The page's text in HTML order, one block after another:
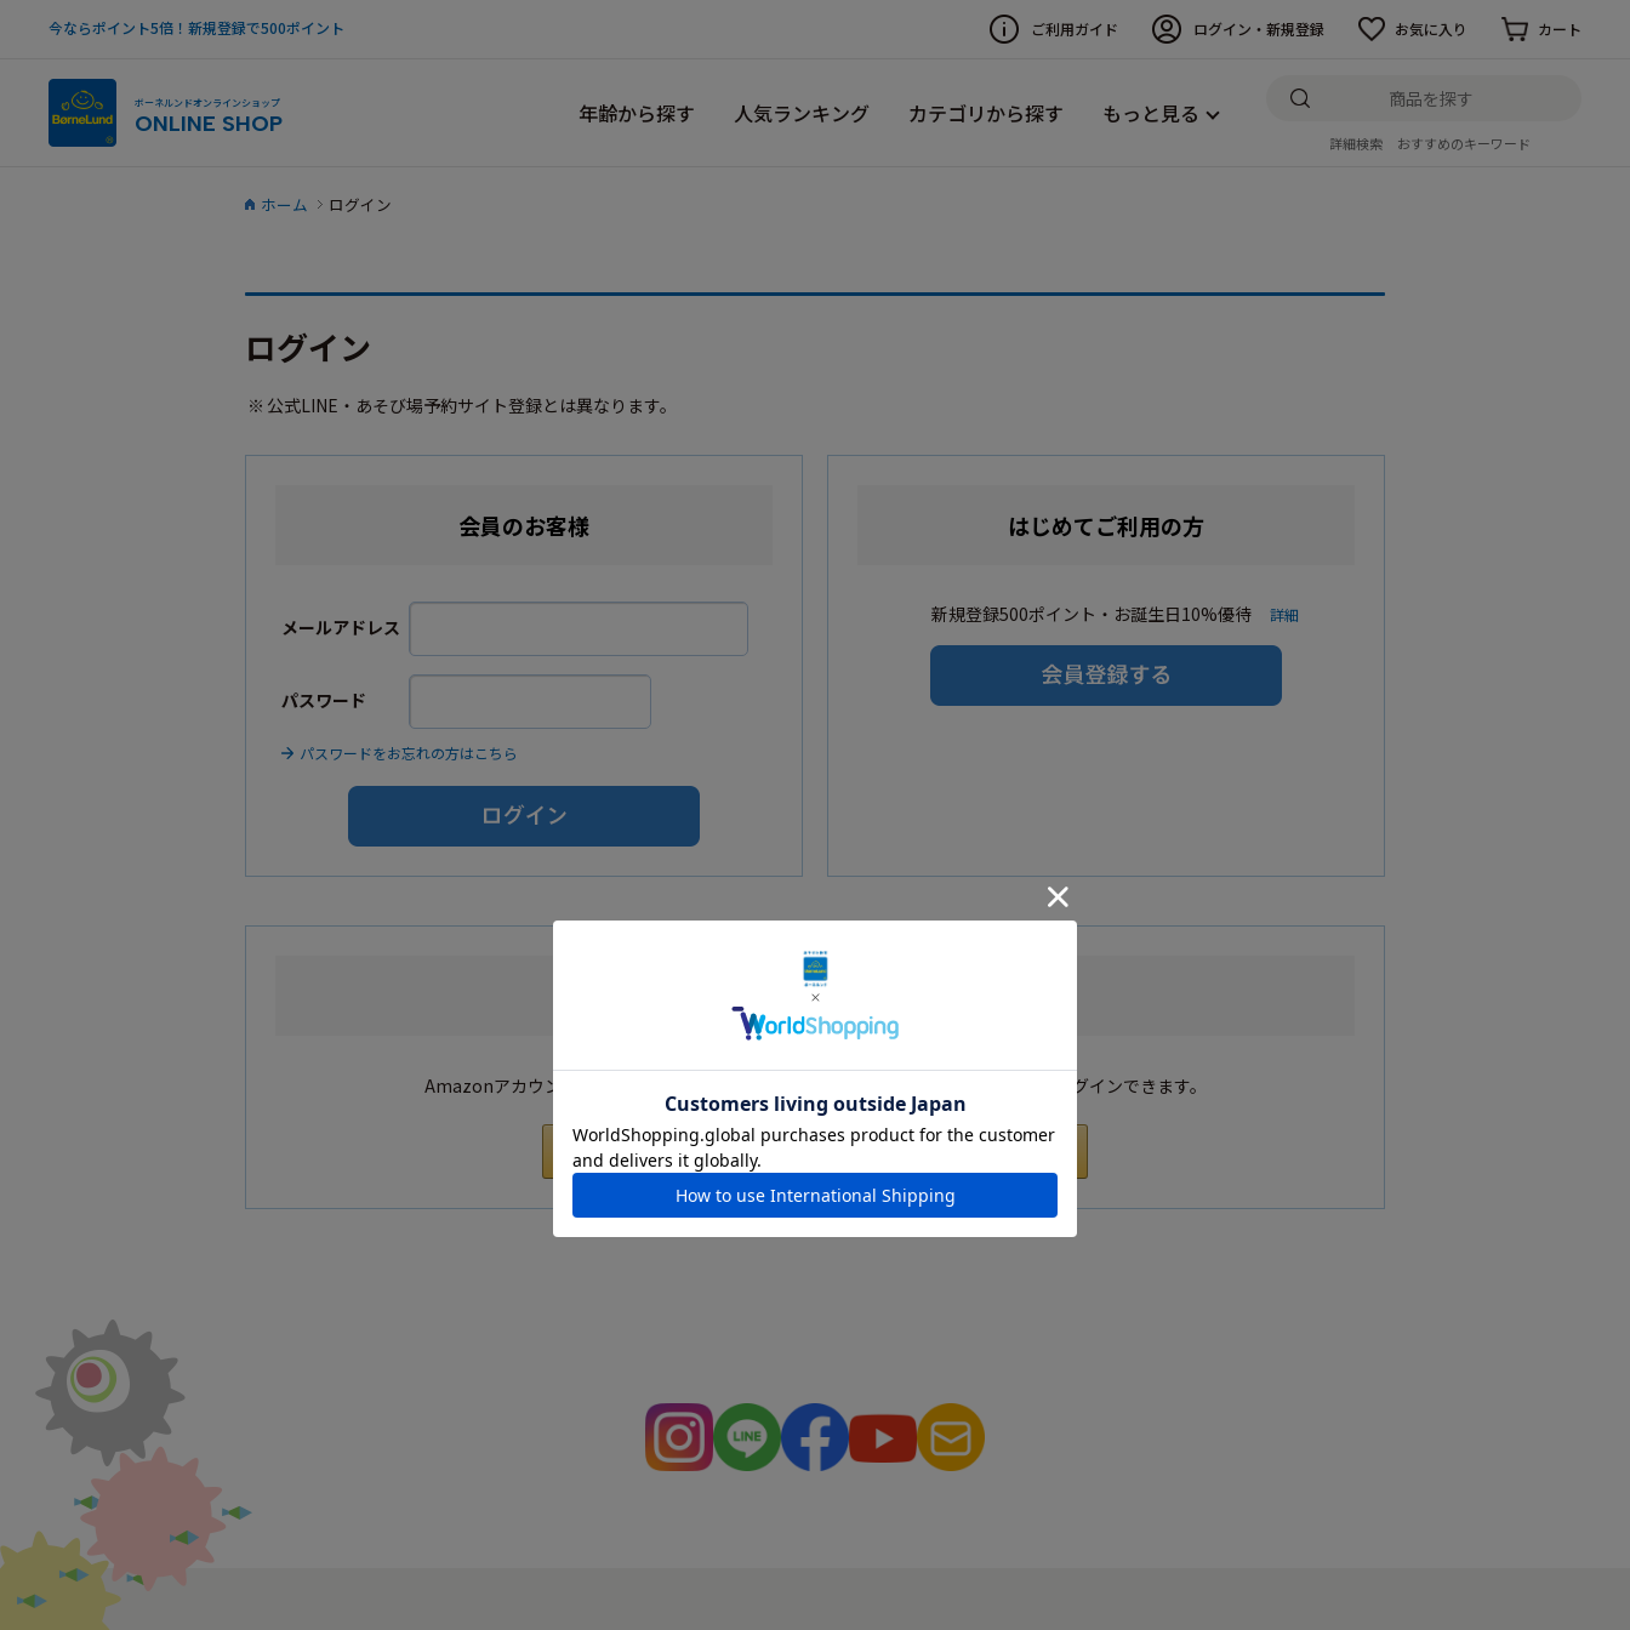
今ならポイント5倍！新規登録で500ポイント ご利用ガイド ログイン・新規登録 お気に入り カート
ボーネルンドオンラインショップ
ONLINE SHOP 年齢から探す 人気ランキング カテゴリから探す もっと見る
詳細検索 おすすめのキーワード
ホーム ログイン
ログイン
公式LINE・あそび場予約サイト登録とは異なります。
会員のお客様
メールアドレス
パスワード
パスワードをお忘れの方はこちら
はじめてご利用の方
新規登録500ポイント・お誕生日10%優待 詳細
Amazonアカウントをご利用の方
Amazonアカウントを利用し会員登録されたお客様はAmazonのID・パスワードでログインできます。